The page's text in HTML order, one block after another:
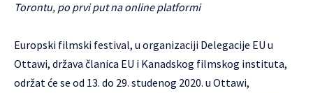
Torontu, po prvi put na online platformi
Europski filmski festival, u organizaciji Delegacije EU u
Ottawi, država članica EU i Kanadskog filmskog instituta,
održat će se od 13. do 29. studenog 2020. u Ottawi,